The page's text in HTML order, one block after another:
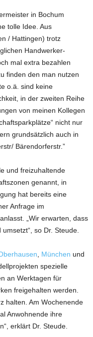
in Bochum
tolle Idee. Aus
/ Hattingen) trotz
Handwerker-
mal extra bezahlen
finden den man nutzen
o.ä. sind keine
in der zweiten Reihe
von meinen Kollegen
nicht nur
grundsätzlich auch in
Bärendorferstr.”
und freizuhaltende
genannt, in
hat bereits eine
Anfrage im
„Wir erwarten, dass
so Dr. Steude.
München und
spezielle
an Werktagen für
freigehalten werden.
halten. Am Wochenende
Anwohnende ihre
erklärt Dr. Steude.